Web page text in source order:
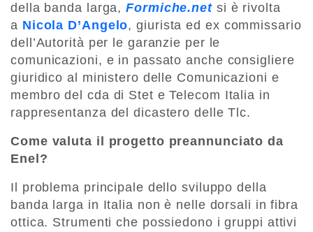
della banda larga,Formiche.netsi è rivolta
a Nicola D’Angelo, giurista ed ex commissario
dell’Autorità per le garanzie per le
comunicazioni, e in passato anche consigliere
giuridico al ministero delle Comunicazioni e
membro del cda di Stet e Telecom Italia in
rappresentanza del dicastero delle Tlc.
Come valuta il progetto preannunciato da
Enel?
Il problema principale dello sviluppo della
banda larga in Italia non è nelle dorsali in fibra
ottica. Strumenti che possiedono i gruppi attivi